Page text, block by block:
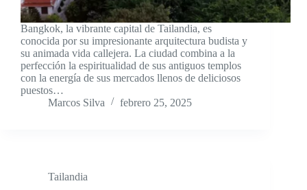
Bangkok, la vibrante capital de Tailandia, es
conocida por su impresionante arquitectura budista y
su animada vida callejera. La ciudad combina a la
perfección la espiritualidad de sus antiguos templos
con la energía de sus mercados llenos de deliciosos
puestos…
Marcos Silva
febrero 25, 2025
Tailandia